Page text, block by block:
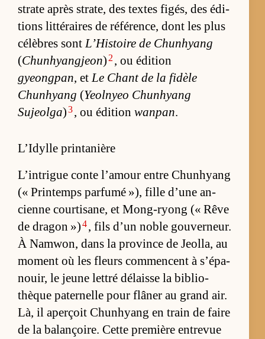
strate après stra­te, des textes fi­gés, des édi­
tions lit­té­raires de ré­fé­ren­ce, dont les plus
cé­lèbres sontL’­His­toire de Chun­hyang
(Chunhyangjeon) 2 , ou édi­tion
gyeongpan, etLe Chant de la fi­dèle
Chun­hyang (Yeol­nyeo Chun­hyang
Sujeolga)3, ou édi­tion wanpan.
L’Idylle printanière
L’in­trigue conte l’amour entre Chun­hyang
(« Prin­temps par­fumé »), fille d’une an­
cienne cour­ti­sa­ne, et Mong-ryong (« Rêve
de dra­gon »)4, fils d’un noble gou­ver­neur.
À Nam­won, dans la pro­vince de Jeol­la, au
mo­ment où les fleurs com­mencent à s’épa­
nouir, le jeune let­tré dé­laisse la bi­blio­
thèque pa­ter­nelle pour flâ­ner au grand air.
Là, il aperçoit Chun­hyang en train de faire
de la ba­lançoire. Cette pre­mière en­tre­vue